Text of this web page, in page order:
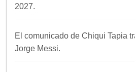
2027.
El comunicado de Chiqui Tapia
Jorge Messi.